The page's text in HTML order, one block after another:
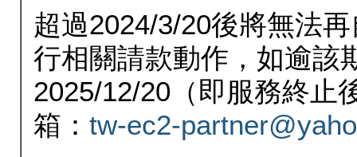
超過2024/3/20後將無法
行相關請款動作，如逾該
2025/12/20（即服務終止
箱： tw-ec2-